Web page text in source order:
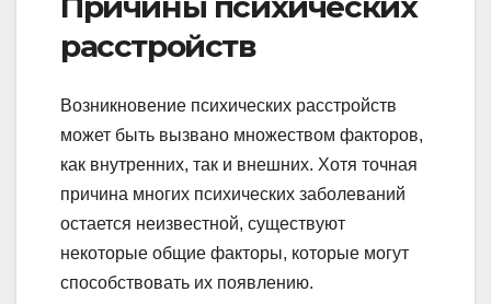
расстройств
Возникновение психических расстройств
может быть вызвано множеством факторов,
как внутренних, так и внешних. Хотя точная
причина многих психических заболеваний
остается неизвестной, существуют
некоторые общие факторы, которые могут
способствовать их появлению.